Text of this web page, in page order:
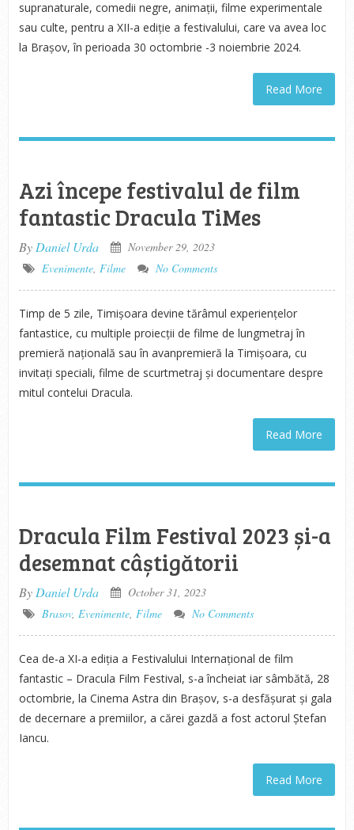
supranaturale, comedii negre, animații, filme experimentale
sau culte, pentru a XII-a ediție a festivalului, care va avea loc
la Brașov, în perioada 30 octombrie -3 noiembrie 2024.
Read More
Azi începe festivalul de film
fantastic Dracula TiMes
By Daniel Urda
November 29, 2023
Evenimente, Filme No Comments
Timp de 5 zile, Timișoara devine tărâmul experiențelor
fantastice, cu multiple proiecții de filme de lungmetraj în
premieră națională sau în avanpremieră la Timișoara, cu
invitați speciali, filme de scurtmetraj și documentare despre
mitul contelui Dracula.
Read More
Dracula Film Festival 2023 și-a
desemnat câștigătorii
By Daniel Urda
October 31, 2023
Brasov, Evenimente, Filme No Comments
Cea de-a XI-a ediția a Festivalului Internațional de film
fantastic – Dracula Film Festival, s-a încheiat iar sâmbătă, 28
octombrie, la Cinema Astra din Brașov, s-a desfășurat și gala
de decernare a premiilor, a cărei gazdă a fost actorul Ștefan
Iancu.
Read More